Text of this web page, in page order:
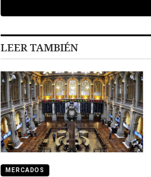
LEER TAMBIÉN
MERCADOS